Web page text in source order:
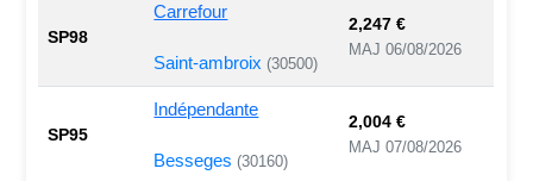
SP98
Carrefour
Saint-ambroix (30500)
2,247 €
MAJ 06/08/2026
SP95
Indépendante
Besseges(30160)
2,004 €
MAJ 07/08/2026